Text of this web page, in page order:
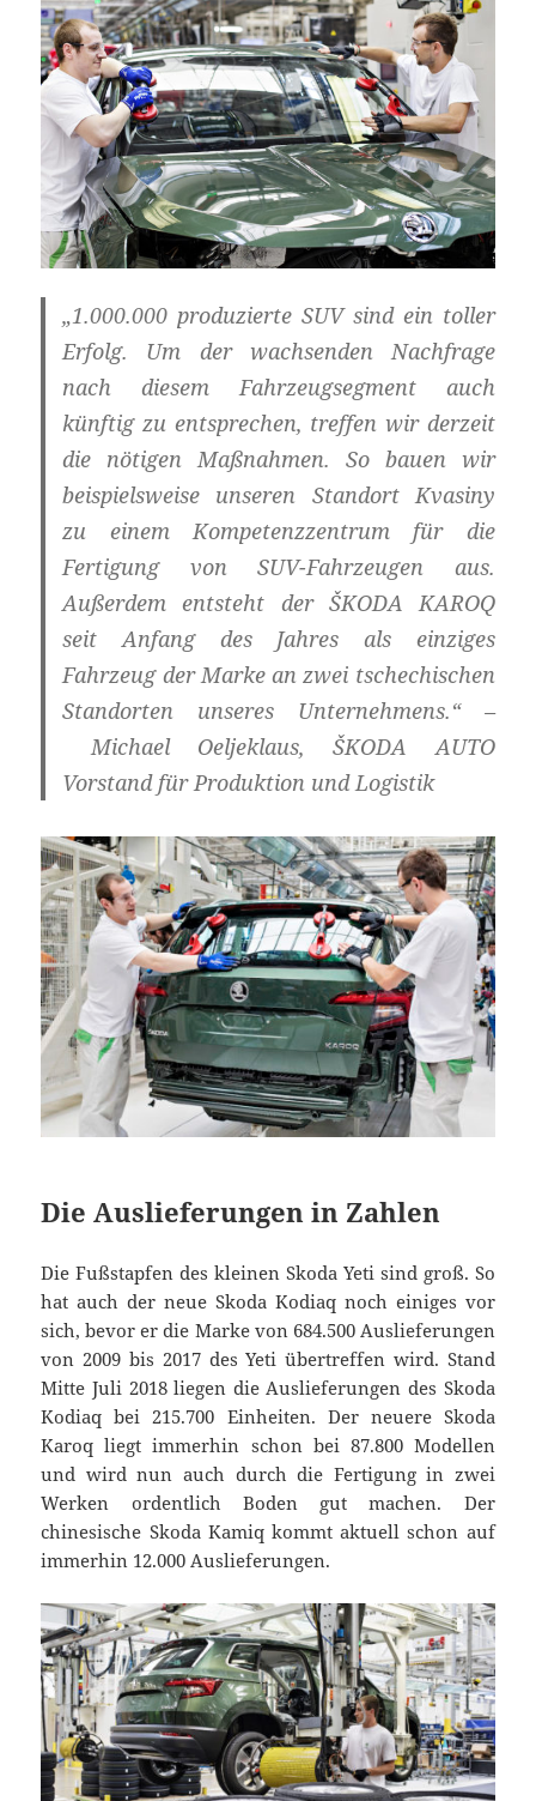
„1.000.000 produzierte SUV sind ein toller
Erfolg. Um der wachsenden Nachfrage
nach diesem Fahrzeugsegment auch
künftig zu entsprechen, treffen wir derzeit
die nötigen Maßnahmen. So bauen wir
beispielsweise unseren Standort Kvasiny
zu einem Kompetenzzentrum für die
Fertigung von SUV-Fahrzeugen aus.
Außerdem entsteht der ŠKODA KAROQ
seit Anfang des Jahres als einziges
Fahrzeug der Marke an zwei tschechischen
Standorten unseres Unternehmens.“ –
Michael Oeljeklaus, ŠKODA AUTO
Vorstand für Produktion und Logistik
Die Auslieferungen in Zahlen
Die Fußstapfen des kleinen Skoda Yeti sind groß. So
hat auch der neue Skoda Kodiaq noch einiges vor
sich, bevor er die Marke von 684.500 Auslieferungen
von 2009 bis 2017 des Yeti übertreffen wird. Stand
Mitte Juli 2018 liegen die Auslieferungen des Skoda
Kodiaq bei 215.700 Einheiten. Der neuere Skoda
Karoq liegt immerhin schon bei 87.800 Modellen
und wird nun auch durch die Fertigung in zwei
Werken ordentlich Boden gut machen. Der
chinesische Skoda Kamiq kommt aktuell schon auf
immerhin 12.000 Auslieferungen.